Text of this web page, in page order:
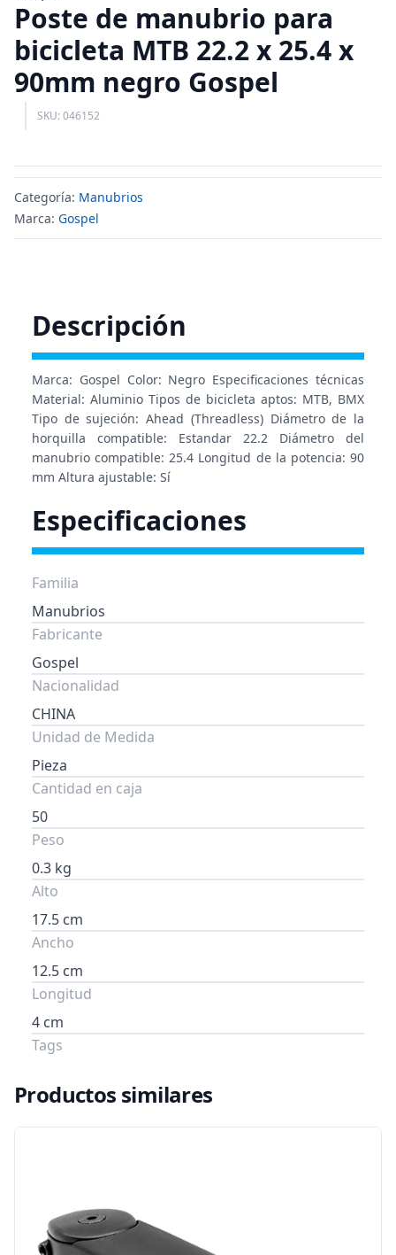
Poste de manubrio para
bicicleta MTB 22.2 x 25.4 x
90mm negro Gospel
SKU: 046152
Categoría: Manubrios
Marca: Gospel
Descripción
Marca: Gospel Color: Negro Especificaciones técnicas
Material: Aluminio Tipos de bicicleta aptos: MTB, BMX
Tipo de sujeción: Ahead (Threadless) Diámetro de la
horquilla compatible: Estandar 22.2 Diámetro del
manubrio compatible: 25.4 Longitud de la potencia: 90
mm Altura ajustable: Sí
Especificaciones
Familia
Manubrios
Fabricante
Gospel
Nacionalidad
CHINA
Unidad de Medida
Pieza
Cantidad en caja
50
Peso
0.3 kg
Alto
17.5 cm
Ancho
12.5 cm
Longitud
4 cm
Tags
Productos similares